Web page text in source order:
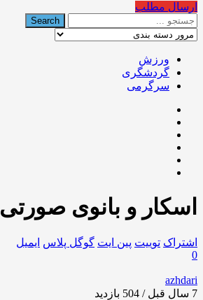
ارسال مطلب
ورزش
گردشگری
سرگرمی
اسکار و بانوی صورتی
اشتراک توییت پین ایت گوگل‌ پلاس ایمیل
0
azhdari
7 سال قبل / 504
بازدید